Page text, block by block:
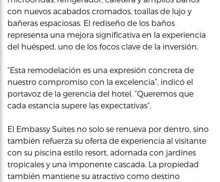
con nuevos acabados cromados, toallas de lujo y
bañeras espaciosas. El rediseño de los baños
representa una mejora significativa en la experiencia
del huésped, uno de los focos clave de la inversión.
“Esta remodelación es una expresión concreta de
nuestro compromiso con la excelencia”, indicó el
portavoz de la gerencia del hotel. “Queremos que
cada estancia supere las expectativas”.
El Embassy Suites no solo se renueva por dentro, sino
también refuerza su oferta de experiencia al visitante
con su piscina estilo resort, adornada con jardines
tropicales y una imponente cascada. La propiedad
también mantiene su atractivo como destino